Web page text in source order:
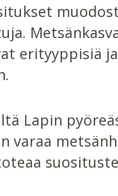
erityyppisiä
Lapin
varaa